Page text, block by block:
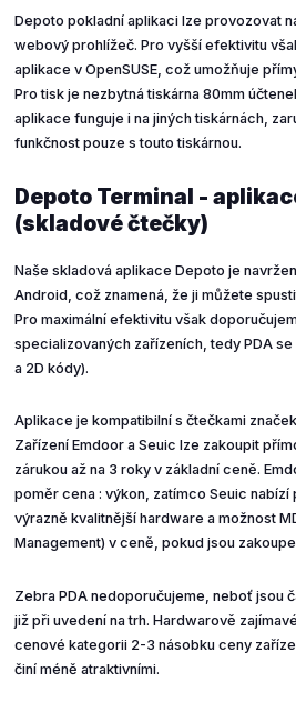
Depoto pokladní aplikaci lze provozovat
webový prohlížeč. Pro vyšší efektivitu však doporučujeme použití
aplikace v OpenSUSE, což umožňuje přímý tisk účtenek bez
Pro tisk je nezbytná tiskárna 80mm
aplikace funguje i na jiných tiskárnách, zaručujeme správnou
funkčnost pouze s touto tiskárnou.
Depoto Terminal -
(skladové čtečky)
Naše skladová aplikace Depoto je
Android, což znamená, že ji můžete spustit na libovolném telefonu.
Pro maximální efektivitu však doporučujeme její
specializovaných zařízeních, tedy PDA
a 2D kódy).
Aplikace je kompatibilní s čtečkami
Zařízení Emdoor a Seuic lze zakoupit přímo od nás s prodlouženou
zárukou až na 3 roky v základní ceně. Emdoor poskytuje
poměr cena : výkon, zatímco Seuic
výrazně kvalitnější hardware a možnost MDM (Mobile Device
Zebra PDA nedoporučujeme, neboť jsou
již při uvedení na trh. Hardwarově zajímavé modely Zebra jsou navíc v
cenové kategorii 2-3 násobku ceny zařízení Emdoor a Seuic,
činí méně atraktivními.